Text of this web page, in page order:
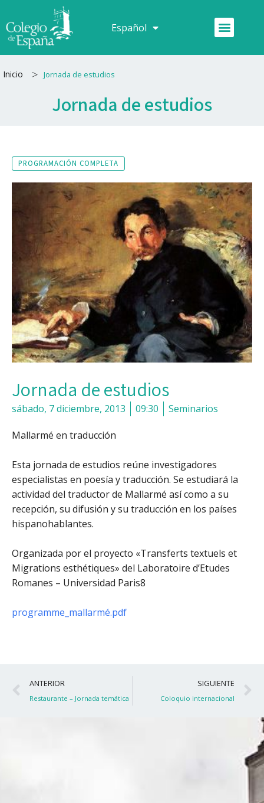
al
contenido
Español
Français Menú
Inicio > Jornada de estudios
Jornada de estudios
PROGRAMACIÓN COMPLETA
Jornada de estudios
sábado, 7 diciembre, 2013 09:30 Seminarios
Mallarmé en traducción
Esta jornada de estudios reúne investigadores
especialistas en poesía y traducción. Se estudiará la
actividad del traductor de Mallarmé así como a su
recepción, su difusión y su traducción en los países
hispanohablantes.
Organizada por el proyecto «Transferts textuels et
Migrations esthétiques» del Laboratoire d’Etudes
Romanes – Universidad Paris8
programme_mallarmé.pdf
Ant
ANTERIOR
Restaurante – Jornada temática
SIGUIENTE
Coloquio internacional